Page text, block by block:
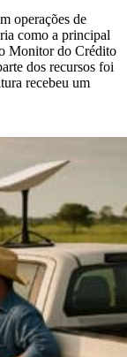
operações de
como a principal
Monitor do Crédito
dos recursos foi
recebeu um